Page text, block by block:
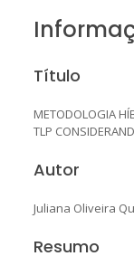
Título
METODOLOGIA
TLP
Autor
Juliana Oliveira
Resumo